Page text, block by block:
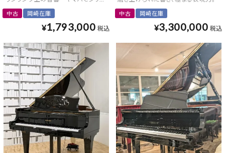
中古 岡崎在庫
¥1,793,000 税込
中古 岡崎在庫
¥3,300,000 税込